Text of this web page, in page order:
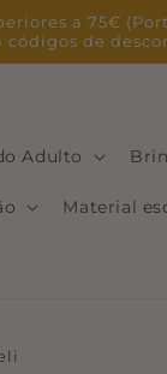
a 75€
de
Adulto
Material